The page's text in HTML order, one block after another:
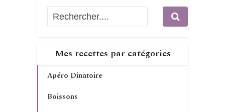
Mes recettes par catégories
Apéro Dinatoire
Boissons